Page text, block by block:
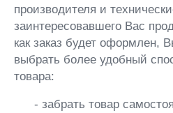
производителя и
заинтересовавшего Вас
как заказ будет оформлен,
выбрать более удобный
товара:
- забрать товар